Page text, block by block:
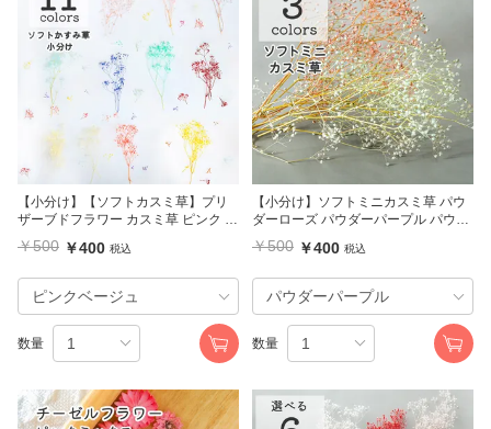
【小分け】【ソフトカスミ草】プリ
ザーブドフラワー カスミ草 ピンク イ
￥500 ￥400 税込
数量
【小分け】ソフトミニカスミ草 パウ
ダーローズ パウダーパープル パウダ
￥500 ￥400 税込
数量